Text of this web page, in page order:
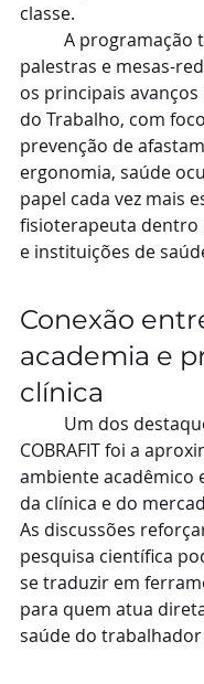
classe.
palestras e mesas-
os principais
do Trabalho, com
prevenção de
ergonomia, saúde
papel cada vez mais
fisioterapeuta dentro
e instituições de
Conexão
academia e
clínica
COBRAFIT foi a
ambiente acadêmico
da clínica e do
As discussões
pesquisa científica
se traduzir em
para quem atua
saúde do